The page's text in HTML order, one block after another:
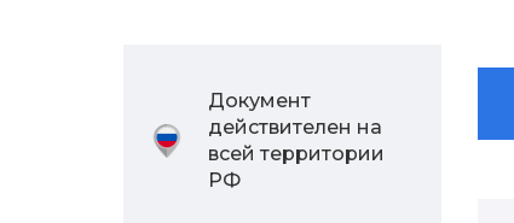
Документ
действителен на
всей территории
РФ